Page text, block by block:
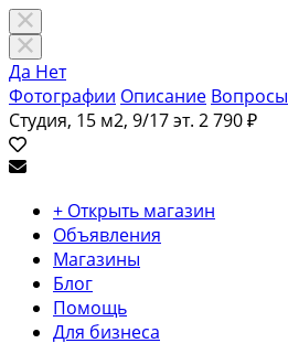
Да Нет
Фотографии Описание Вопросы
Студия, 15 м2, 9/17 эт. 2 790 ₽
+ Открыть магазин
Объявления
Магазины
Блог
Помощь
Для бизнеса